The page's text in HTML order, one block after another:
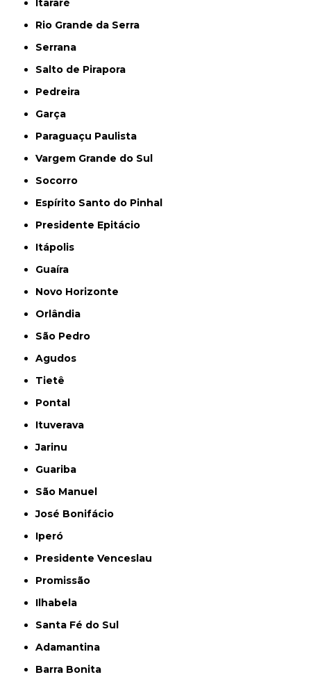
Itararé
Rio Grande da Serra
Serrana
Salto de Pirapora
Pedreira
Garça
Paraguaçu Paulista
Vargem Grande do Sul
Socorro
Espírito Santo do Pinhal
Presidente Epitácio
Itápolis
Guaíra
Novo Horizonte
Orlândia
São Pedro
Agudos
Tietê
Pontal
Ituverava
Jarinu
Guariba
São Manuel
José Bonifácio
Iperó
Presidente Venceslau
Promissão
Ilhabela
Santa Fé do Sul
Adamantina
Barra Bonita